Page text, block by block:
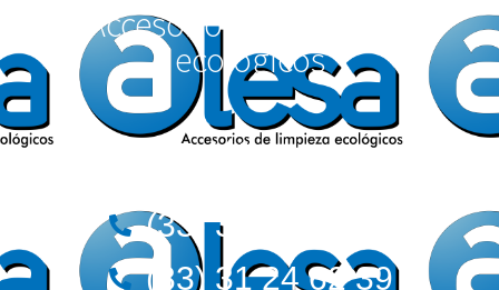
Accesorios de Limpieza
ecológicos
Teléfonos:
(33) 36 12 72 62
(33) 31 24 62 39